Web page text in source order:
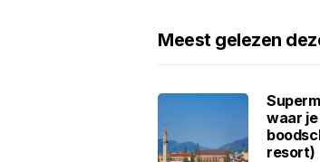
Meest gelezen
waar
resort)